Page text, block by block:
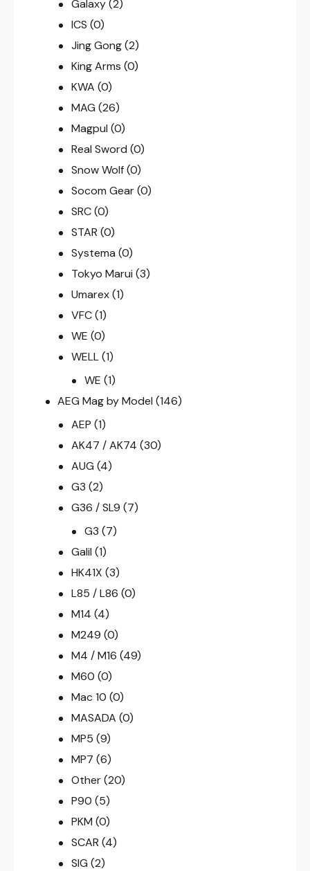
Galaxy (2)
ICS (0)
Jing Gong (2)
King Arms (0)
KWA (0)
MAG (26)
Magpul (0)
Real Sword (0)
Snow Wolf (0)
Socom Gear (0)
SRC (0)
STAR (0)
Systema (0)
Tokyo Marui (3)
Umarex (1)
VFC (1)
WE (0)
WELL (1)
WE (1)
AEG Mag by Model (146)
AEP (1)
AK47 / AK74 (30)
AUG (4)
G3 (2)
G36 / SL9 (7)
G3 (7)
Galil (1)
HK41X (3)
L85 / L86 (0)
M14 (4)
M249 (0)
M4 / M16 (49)
M60 (0)
Mac 10 (0)
MASADA (0)
MP5 (9)
MP7 (6)
Other (20)
P90 (5)
PKM (0)
SCAR (4)
SIG (2)